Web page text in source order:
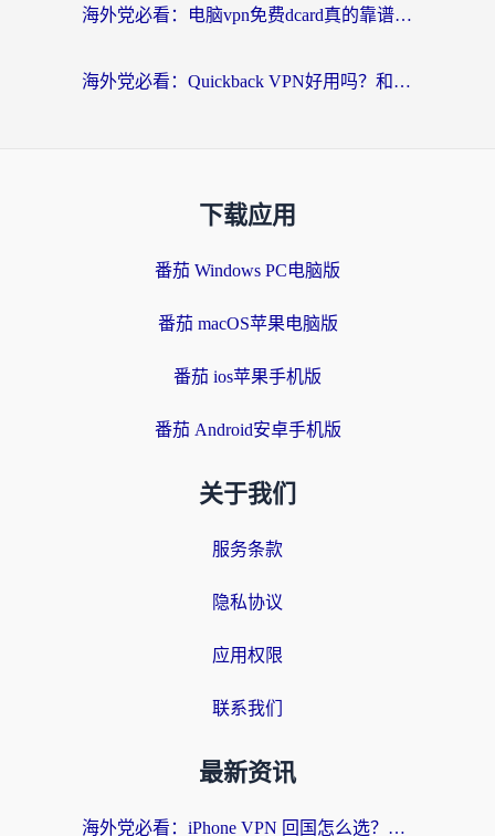
海外党必看：电脑vpn免费dcard真的靠谱吗？教你选对回国加速器无缝访问国内资源
海外党必看：Quickback VPN好用吗？和小黑牛VPN对比哪个回国效果更好？附真实体验+避坑指南
下载应用
番茄 Windows PC电脑版
番茄 macOS苹果电脑版
番茄 ios苹果手机版
番茄 Android安卓手机版
关于我们
服务条款
隐私协议
应用权限
联系我们
最新资讯
海外党必看：iPhone VPN 回国怎么选？一篇搞定无缝访问国内资源